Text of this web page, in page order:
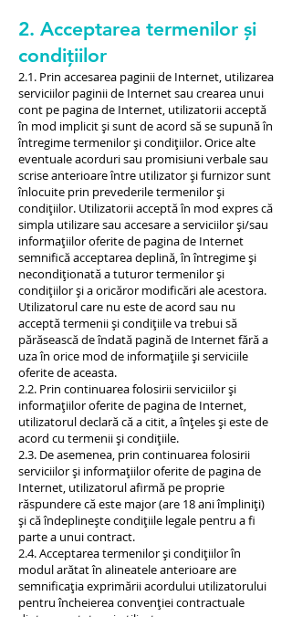
2. Acceptarea termenilor și
condițiilor
2.1. Prin accesarea paginii de Internet, utilizarea
serviciilor paginii de Internet sau crearea unui
cont pe pagina de Internet, utilizatorii acceptă
în mod implicit și sunt de acord să se supună în
întregime termenilor și condițiilor. Orice alte
eventuale acorduri sau promisiuni verbale sau
scrise anterioare între utilizator și furnizor sunt
înlocuite prin prevederile termenilor și
condițiilor. Utilizatorii acceptă în mod expres că
simpla utilizare sau accesare a serviciilor și/sau
informațiilor oferite de pagina de Internet
semnifică acceptarea deplină, în întregime și
necondiționată a tuturor termenilor și
condițiilor și a oricăror modificări ale acestora.
Utilizatorul care nu este de acord sau nu
acceptă termenii și condițiile va trebui să
părăsească de îndată pagină de Internet fără a
uza în orice mod de informațiile și serviciile
oferite de aceasta.
2.2. Prin continuarea folosirii serviciilor și
informațiilor oferite de pagina de Internet,
utilizatorul declară că a citit, a înțeles și este de
acord cu termenii și condițiile.
2.3. De asemenea, prin continuarea folosirii
serviciilor și informațiilor oferite de pagina de
Internet, utilizatorul afirmă pe proprie
răspundere că este major (are 18 ani împliniți)
și că îndeplinește condițiile legale pentru a fi
parte a unui contract.
2.4. Acceptarea termenilor și condițiilor în
modul arătat în alineatele anterioare are
semnificația exprimării acordului utilizatorului
pentru încheierea convenției contractuale